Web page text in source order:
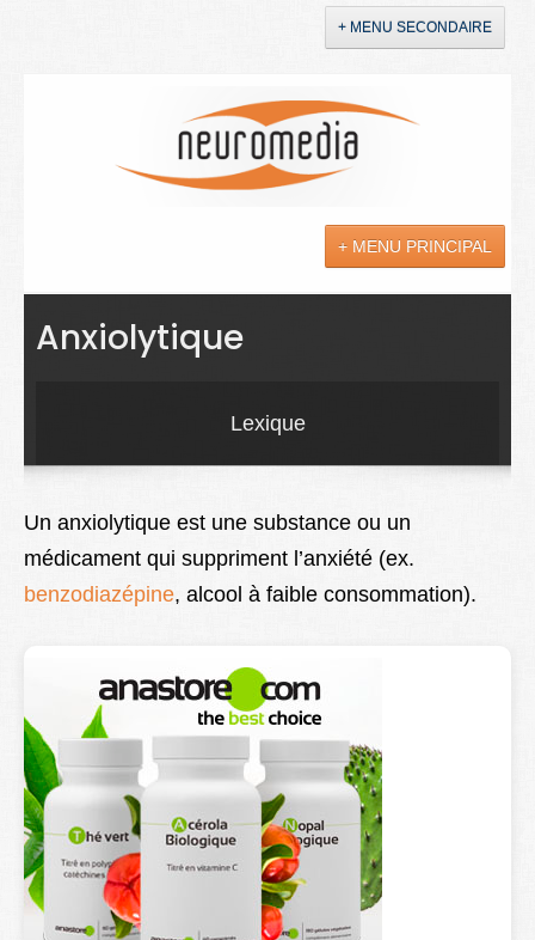
+ MENU SECONDAIRE
+ MENU PRINCIPAL
Actualités
Soins
Droit
Lexique
Better Health
Anxiolytique
Lexique
Un anxiolytique est une substance ou un
médicament qui suppriment l’anxiété (ex.
benzodiazépine, alcool à faible consommation).